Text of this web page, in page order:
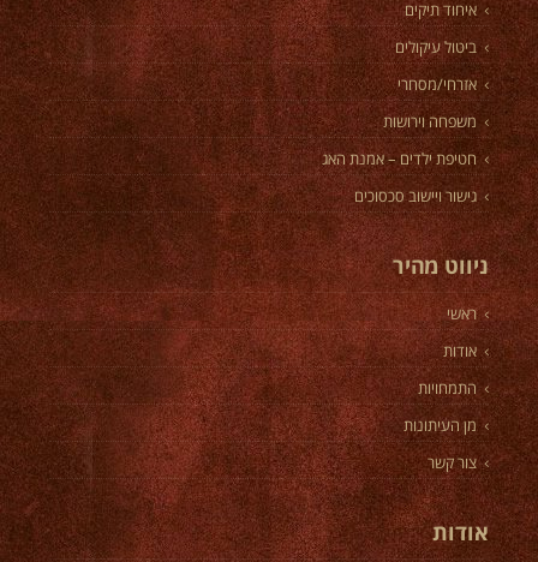
איחוד תיקים
ביטול עיקולים
אזרחי/מסחרי
משפחה וירושות
חטיפת ילדים – אמנת האג
גישור ויישוב סכסוכים
ניווט מהיר
ראשי
אודות
התמחויות
מן העיתונות
צור קשר
אודות